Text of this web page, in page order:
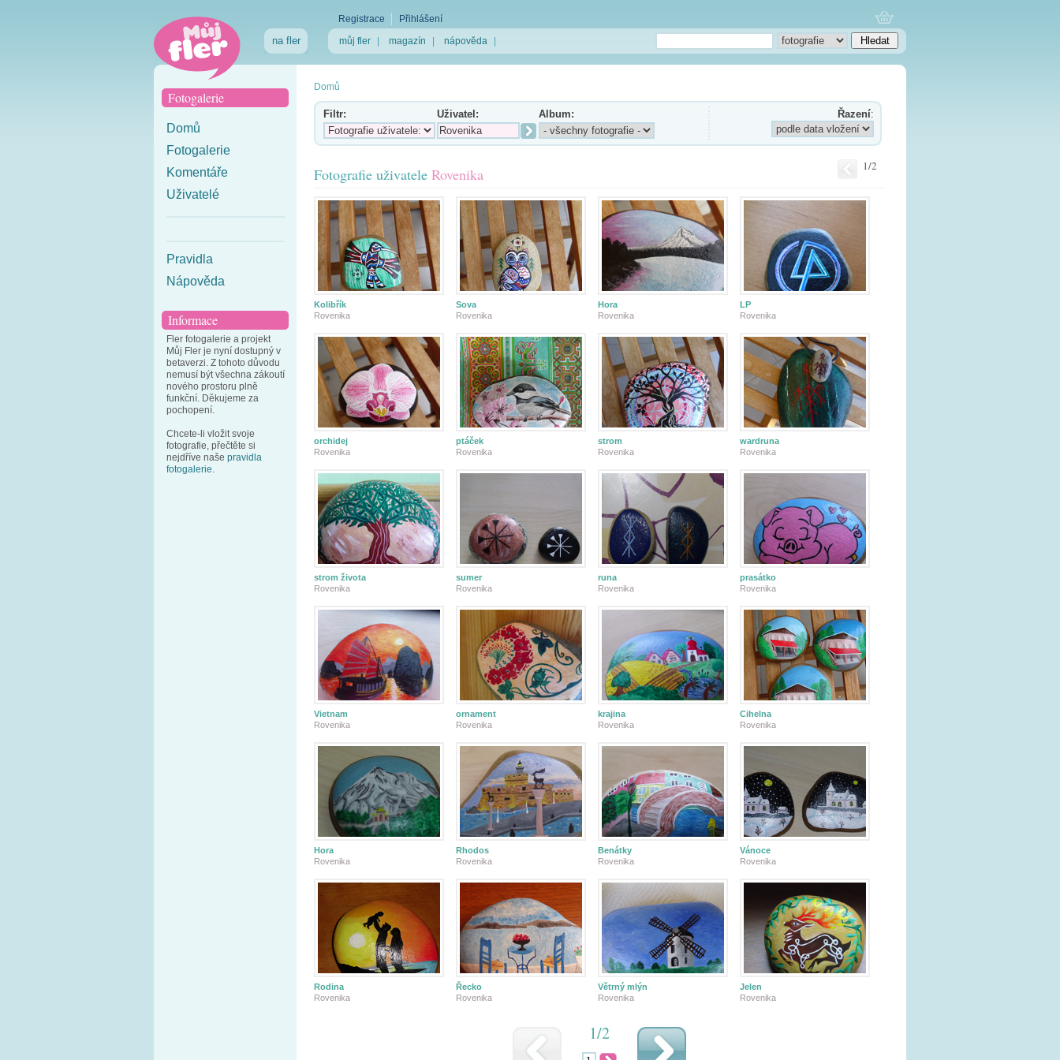
na fler
Registrace
Přihlášení
můj fler
magazín nápověda
Fotogalerie
Domů
Fotogalerie
Komentáře
Uživatelé
Pravidla
Nápověda
Informace
Fler fotogalerie a projekt
Můj Fler je nyní dostupný v
betaverzi. Z tohoto důvodu
nemusí být všechna zákoutí
nového prostoru plně
funkční. Děkujeme za
pochopení.
Chcete-li vložit svoje
fotografie, přečtěte si
nejdříve naše pravidla
fotogalerie.
Domů
Filtr: Uživatel: Album: Řazení:
Fotografie uživatele Rovenika 1/2
Kolibřík
Rovenika
Sova
Rovenika
Hora
Rovenika
LP
Rovenika
orchidej
Rovenika
ptáček
Rovenika
strom
Rovenika
wardruna
Rovenika
strom života
Rovenika
sumer
Rovenika
runa
Rovenika
prasátko
Rovenika
Vietnam
Rovenika
ornament
Rovenika
krajina
Rovenika
Cihelna
Rovenika
Hora
Rovenika
Rhodos
Rovenika
Benátky
Rovenika
Vánoce
Rovenika
Rodina
Rovenika
Řecko
Rovenika
Větrný mlýn
Rovenika
Jelen
Rovenika
1/2